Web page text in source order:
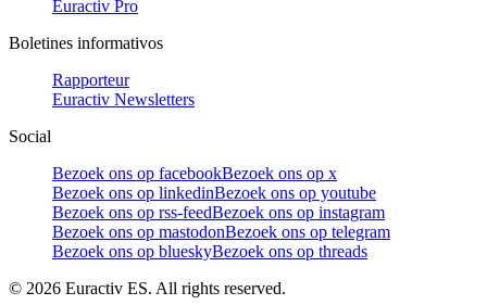
Euractiv Pro
Boletines informativos
Rapporteur
Euractiv Newsletters
Social
Bezoek ons op facebookBezoek ons op x
Bezoek ons op linkedinBezoek ons op youtube
Bezoek ons op rss-feedBezoek ons op instagram
Bezoek ons op mastodonBezoek ons op telegram
Bezoek ons op blueskyBezoek ons op threads
© 2026 Euractiv ES. All rights reserved.